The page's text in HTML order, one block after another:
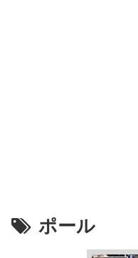
ポール